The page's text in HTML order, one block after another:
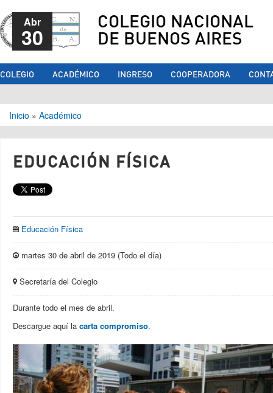
COLEGIO NACIONAL
DE BUENOS AIRES
COLEGIO ACADÉMICO INGRESO COOPERADORA
Se encuentra usted aquí
Inicio » Académico
EDUCACIÓN FÍSICA
Abr
30
Educación Física
martes 30 de abril de 2019 (Todo el día)
Secretaría del Colegio
Durante todo el mes de abril.
Descargue aquí la carta compromiso.